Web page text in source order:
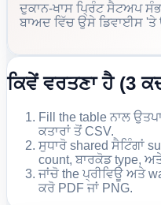
ਦੁਕਾਨ-ਖਾਸ ਪ੍ਰਿੰਟ ਸੈਟਅਪ
ਬਾਅਦ ਵਿੱਚ ਉਸੇ ਡਿਵਾਈਸ
ਕਿਵੇਂ ਵਰਤਣਾ ਹੈ (3
Fill the table ਨਾਲ
ਕਤਾਰਾਂ ਤੋਂ CSV.
ਸੁਧਾਰੋ shared ਸੈਟਿੰਗਾਂ
count, ਬਾਰਕੋਡ type,
ਜਾਂਚੋ the ਪ੍ਰੀਵਿਊ ਅਤੇ
ਕਰੋ PDF ਜਾਂ PNG.